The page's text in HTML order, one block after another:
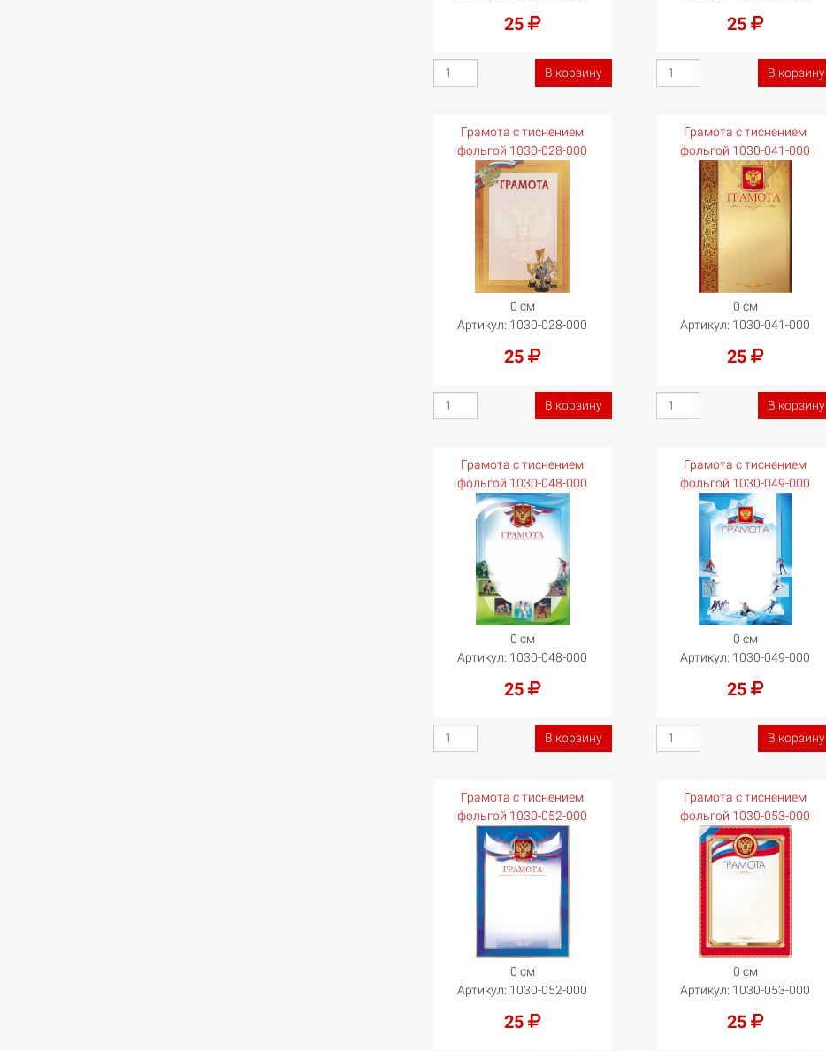
25
В корзину
25
В корзину
Грамота с тиснением
фольгой 1030-028-000
0 см
Артикул: 1030-028-000
25
В корзину
Грамота с тиснением
фольгой 1030-041-000
0 см
Артикул: 1030-041-000
25
В корзину
Грамота с тиснением
фольгой 1030-048-000
0 см
Артикул: 1030-048-000
25
В корзину
Грамота с тиснением
фольгой 1030-049-000
0 см
Артикул: 1030-049-000
25
В корзину
Грамота с тиснением
фольгой 1030-052-000
0 см
Артикул: 1030-052-000
25
Грамота с тиснением
фольгой 1030-053-000
0 см
Артикул: 1030-053-000
25